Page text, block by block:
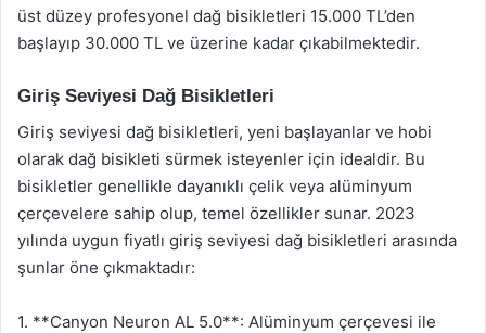
üst düzey profesyonel dağ bisikletleri 15.000 TL’den
başlayıp 30.000 TL ve üzerine kadar çıkabilmektedir.
Giriş Seviyesi Dağ Bisikletleri
Giriş seviyesi dağ bisikletleri, yeni başlayanlar ve hobi
olarak dağ bisikleti sürmek isteyenler için idealdir. Bu
bisikletler genellikle dayanıklı çelik veya alüminyum
çerçevelere sahip olup, temel özellikler sunar. 2023
yılında uygun fiyatlı giriş seviyesi dağ bisikletleri arasında
şunlar öne çıkmaktadır:
1. **Canyon Neuron AL 5.0**: Alüminyum çerçevesi ile